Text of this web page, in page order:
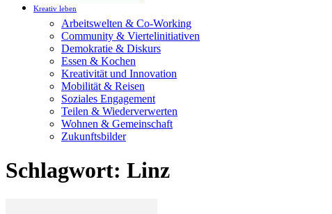
Kreativ leben
Arbeitswelten & Co-Working
Community & Viertelinitiativen
Demokratie & Diskurs
Essen & Kochen
Kreativität und Innovation
Mobilität & Reisen
Soziales Engagement
Teilen & Wiederverwerten
Wohnen & Gemeinschaft
Zukunftsbilder
Schlagwort: Linz